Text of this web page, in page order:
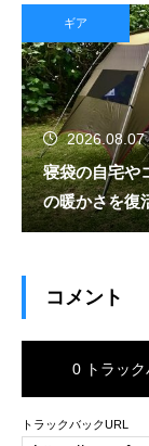
ギア
2026.08.07
寝袋の自宅や
の暖かさを復
コメント
0 トラック
トラックバックURL